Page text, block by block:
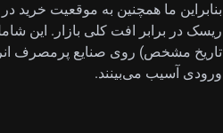
بنابراین ما همچنین به موقعیت خرید
تاریخ مشخص) روی صنایع پرمصرف
ورودی آسیب می‌بینند.